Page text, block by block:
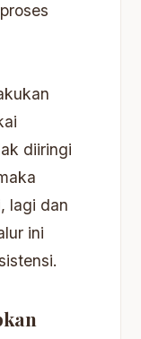
diiringi
lagi dan
ini